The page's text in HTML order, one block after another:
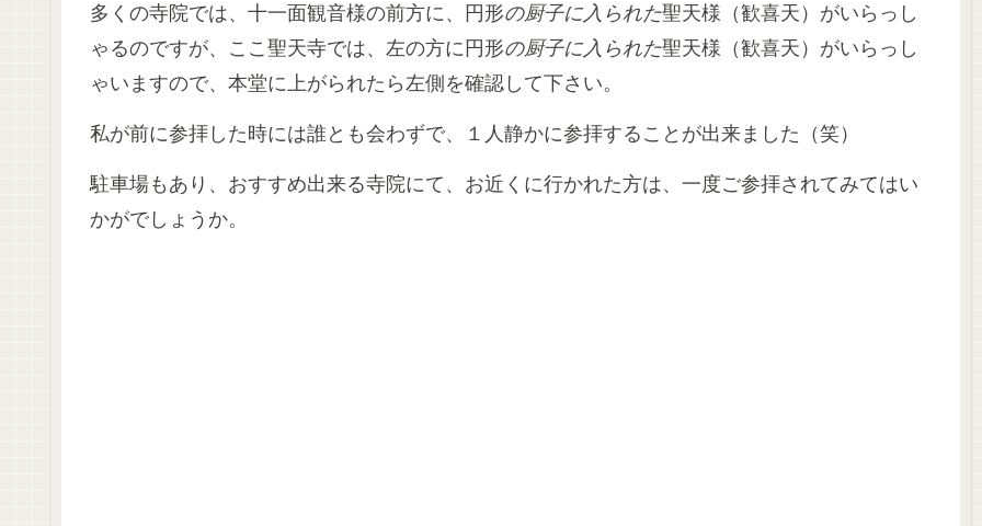
多くの寺院では、十一面観音様の前方に、円形の厨子に入られた聖天様（歓喜天）がいらっし
ゃるのですが、ここ聖天寺では、左の方に円形の厨子に 入られた聖天様（歓喜天）がいらっし
ゃいますので、本堂に上がられたら左側を確認して下さい。
私が前に参拝した時には誰とも会わずで、１人静かに参拝することが出来ました（笑）
駐車場もあり、おすすめ出来る寺院にて、お近くに行かれた方は、一度ご参拝されてみてはい
かがでしょうか。